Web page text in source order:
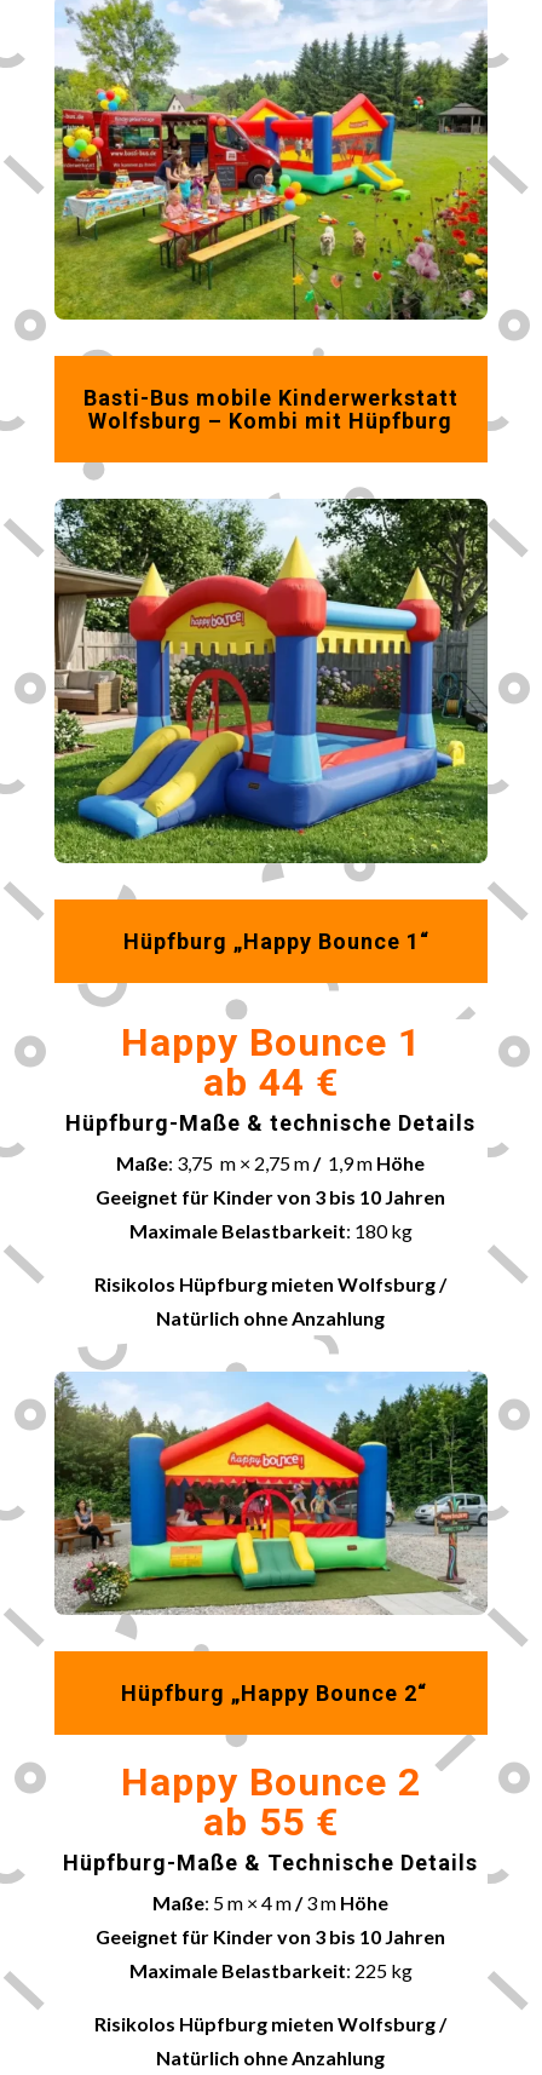
Basti-Bus mobile Kinderwerkstatt
Wolfsburg – Kombi mit Hüpfburg
Hüpfburg „Happy Bounce 1“
Happy Bounce 1
ab 44 €
Hüpfburg-Maße & technische Details
Maße: 3,75 m × 2,75 m / 1,9 m Höhe
Geeignet für Kinder von 3 bis 10 Jahren
Maximale Belastbarkeit: 180 kg
Risikolos Hüpfburg mietenWolfsburg /
Natürlich ohne Anzahlung
Hüpfburg „Happy Bounce 2“
Happy Bounce 2
ab 55 €
Hüpfburg-Maße & Technische Details
Maße: 5 m × 4 m /3 m Höhe
Geeignet für Kinder von 3 bis 10 Jahren
Maximale Belastbarkeit: 225 kg
Risikolos Hüpfburg mietenWolfsburg /
Natürlich ohne Anzahlung